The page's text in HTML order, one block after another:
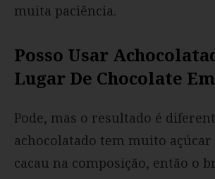
muita paciência.
Posso Usar
Lugar De Chocolate
Pode, mas o resultado é
achocolatado tem muito açúcar
cacau na composição, então o